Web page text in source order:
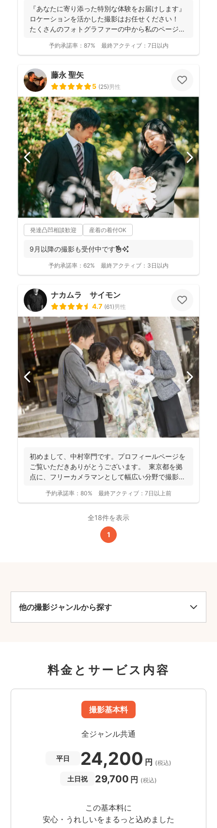
『あなたに寄り添った特別な体験をお届けします』
ロケーションを活かした撮影はお任せください！
たくさんのフォトグラファーの中から私のページに
予約承諾率： 87% 最終アクティブ： 7日以内
藤永 聖矢
5 (25)男性
発達凸凹相談歓迎 産着の着付OK
9月以降の撮影も受付中です✌️✨
予約承諾率： 62% 最終アクティブ： 3日以内
ナカムラ サイモン
4.7 (61)男性
初めまして、中村宰門です。プロフィールページを
ご覧いただきありがとうございます。 東京都を拠
点に、フリーカメラマンとして幅広い分野で撮影を
予約承諾率： 80% 最終アクティブ： 7日以上前
全18件を表示
1
他の撮影ジャンルから探す
料金とサービス内容
撮影基本料
全ジャンル共通
平日 24,200 円 (税込)
土日祝 29,700 円 (税込)
この基本料に
安心・うれしいをまるっと込めました